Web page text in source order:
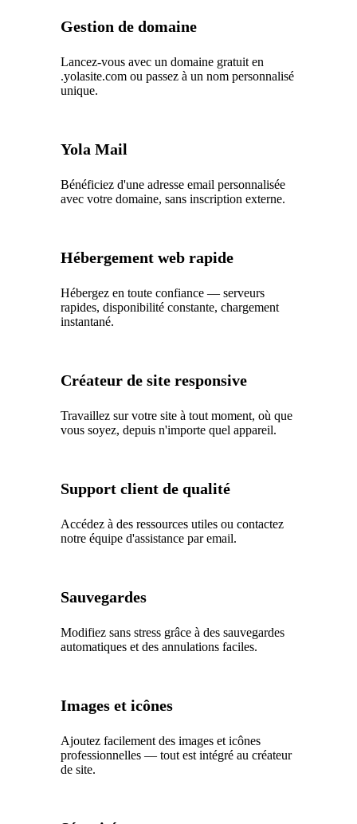
Gestion de domaine
Lancez-vous avec un domaine gratuit en
.yolasite.com ou passez à un nom personnalisé
unique.
Yola Mail
Bénéficiez d'une adresse email personnalisée
avec votre domaine, sans inscription externe.
Hébergement web rapide
Hébergez en toute confiance — serveurs
rapides, disponibilité constante, chargement
instantané.
Créateur de site responsive
Travaillez sur votre site à tout moment, où que
vous soyez, depuis n'importe quel appareil.
Support client de qualité
Accédez à des ressources utiles ou contactez
notre équipe d'assistance par email.
Sauvegardes
Modifiez sans stress grâce à des sauvegardes
automatiques et des annulations faciles.
Images et icônes
Ajoutez facilement des images et icônes
professionnelles — tout est intégré au créateur
de site.